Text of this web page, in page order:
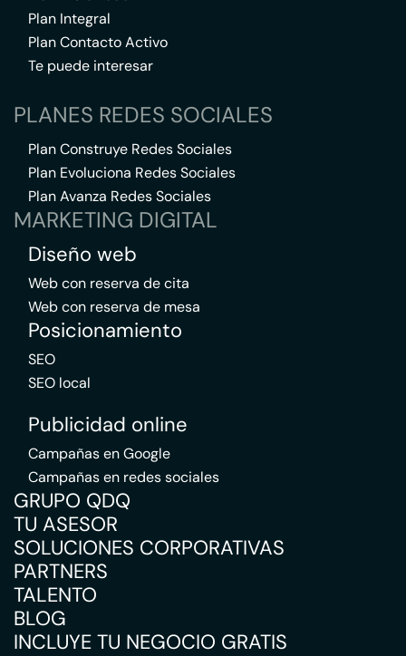
Plan Integral
Plan Contacto Activo
Te puede interesar
PLANES REDES SOCIALES
Plan Construye Redes Sociales
Plan Evoluciona Redes Sociales
Plan Avanza Redes Sociales
MARKETING DIGITAL
Diseño web
Web con reserva de cita
Web con reserva de mesa
Posicionamiento
SEO
SEO local
Publicidad online
Campañas en Google
Campañas en redes sociales
GRUPO QDQ
TU ASESOR
SOLUCIONES CORPORATIVAS
PARTNERS
TALENTO
BLOG
INCLUYE TU NEGOCIO GRATIS